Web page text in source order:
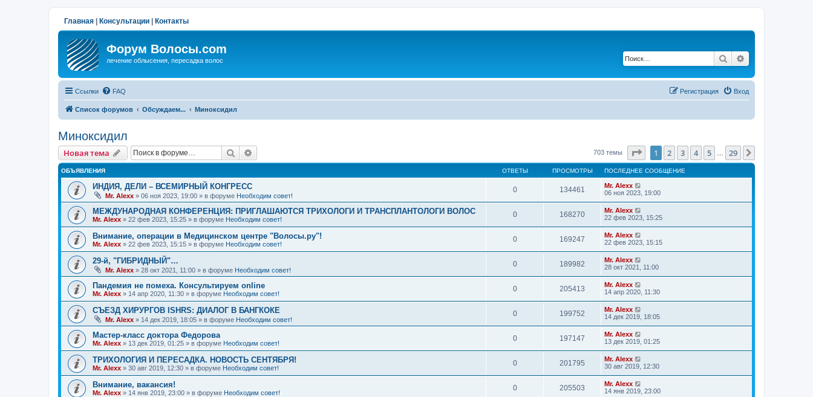
Главная Консультации Контакты
Форум Волосы.com
лечение облысения, пересадка волос Поиск
Ссылки FAQ Вход
Регистрация
Список форумов Обсуждаем... Миноксидил
Миноксидил
Новая тема Поиск 703 темы Страница1 из 29
1 2 3 4 5 29
ОБЪЯВЛЕНИЯ ОТВЕТЫ ПРОСМОТРЫ ПОСЛЕДНЕЕ СООБЩЕНИЕ
ИНДИЯ, ДЕЛИ – ВСЕМИРНЫЙ КОНГРЕСС
Mr. Alexx » 06 ноя 2023, 19:00 » в форуме Необходим совет!
0 134461
Mr. Alexx
06 ноя 2023, 19:00
МЕЖДУНАРОДНАЯ КОНФЕРЕНЦИЯ: ПРИГЛАШАЮТСЯ ТРИХОЛОГИ И ТРАНСПЛАНТОЛОГИ ВОЛОС
Mr. Alexx » 22 фев 2023, 15:25 » в форуме Необходим совет!
0 168270
Mr. Alexx
22 фев 2023, 15:25
Внимание, операции в Медицинском центре "Волосы.ру"!
Mr. Alexx » 22 фев 2023, 15:15 » в форуме Необходим совет!
0 169247
Mr. Alexx
22 фев 2023, 15:15
29-й, "ГИБРИДНЫЙ"…
Mr. Alexx » 28 окт 2021, 11:00 » в форуме Необходим совет!
0 189982
Mr. Alexx
28 окт 2021, 11:00
Пандемия не помеха. Консультируем online
Mr. Alexx » 14 апр 2020, 11:30 » в форуме Необходим совет!
0 205413
Mr. Alexx
14 апр 2020, 11:30
СЪЕЗД ХИРУРГОВ ISHRS: ДИАЛОГ В БАНГКОКЕ
Mr. Alexx » 14 дек 2019, 18:05 » в форуме Необходим совет!
0 199752
Mr. Alexx
14 дек 2019, 18:05
Мастер-класс доктора Федорова
Mr. Alexx » 13 дек 2019, 01:25 » в форуме Необходим совет!
0 197147
Mr. Alexx
13 дек 2019, 01:25
ТРИХОЛОГИЯ И ПЕРЕСАДКА. НОВОСТЬ СЕНТЯБРЯ!
Mr. Alexx » 30 авг 2019, 12:30 » в форуме Необходим совет!
0 201795
Mr. Alexx
30 авг 2019, 12:30
Внимание, вакансия!
Mr. Alexx » 14 янв 2019, 23:00 » в форуме Необходим совет!
0 205503
Mr. Alexx
14 янв 2019, 23:00